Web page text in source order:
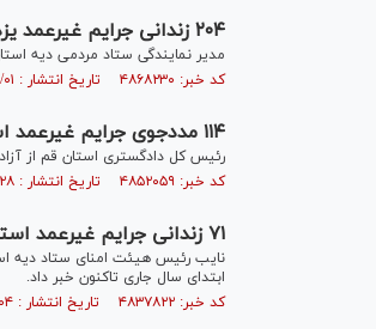
۲۰۴ زندانی جرایم غیرعمد یزدی در هشت ماهه سال ۱۴۰۴ آزاد شدند
مدیر نمایندگی ستاد مردمی دیه استان یزد، از آزادی تعداد ۲۰۴ محکوم مالی
کد خبر: ۴۸۶۸۲۳۰ تاریخ انتشار : ۱۴۰۴/۰۹/۰۱
۱۱۴ مددجوی جرایم غیرعمد استان قم در ۵ ماهه نخست سال جاری آزاد شدند
رئیس کل دادگستری استان قم از آزادی ۱۱۴ مددجوی جرایم غیرعمد استان در ۵ ماهه نخست سال جاری
کد خبر: ۴۸۵۲۰۵۹ تاریخ انتشار : ۱۴۰۴/۰۵/۲۸
۷۱ زندانی جرایم غیرعمد استان اردبیل از ابتدای سال جاری آزاد شدند
ابتدای سال جاری تاکنون خبر داد.
کد خبر: ۴۸۳۷۸۲۲ تاریخ انتشار : ۱۴۰۴/۰۳/۰۴